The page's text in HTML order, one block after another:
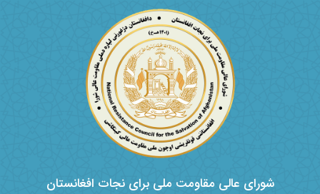
شورای عالی مقاومت ملی برای نجات افغانستان